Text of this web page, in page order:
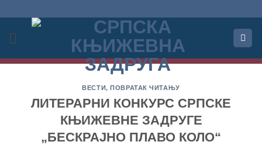
садржај
ВЕСТИ,ПОВРАТАК ЧИТАЊУ
ЛИТЕРАРНИ КОНКУРС СРПСКЕ
КЊИЖЕВНЕ ЗАДРУГЕ
„БЕСКРАЈНО ПЛАВО КОЛО“